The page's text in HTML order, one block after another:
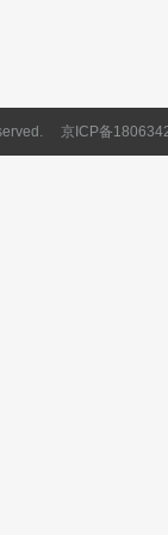
京ICP备